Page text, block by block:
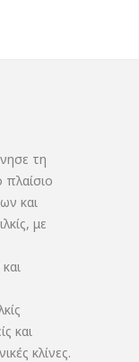
τη
και
με
και
κλίνες.